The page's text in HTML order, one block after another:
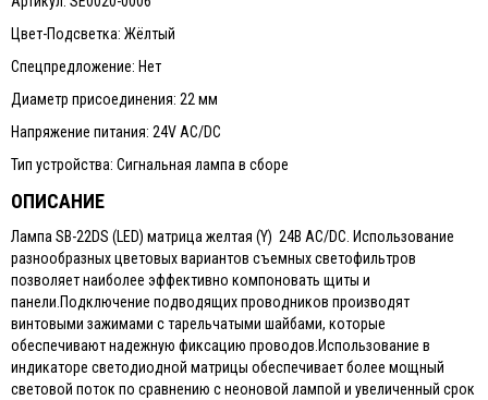
Цвет-Подсветка: Жёлтый
Спецпредложение: Нет
Диаметр присоединения: 22 мм
Напряжение питания: 24V AC/DC
Тип устройства: Сигнальная лампа в сборе
ОПИСАНИЕ
Лампа SB-22DS (LED) матрица желтая (Y) 24В AC/DC. Использование
разнообразных цветовых вариантов съемных светофильтров
позволяет наиболее эффективно компоновать щиты и
панели.Подключение подводящих проводников производят
винтовыми зажимами с тарельчатыми шайбами, которые
обеспечивают надежную фиксацию проводов.Использование в
индикаторе светодиодной матрицы обеспечивает более мощный
световой поток по сравнению с неоновой лампой и увеличенный срок